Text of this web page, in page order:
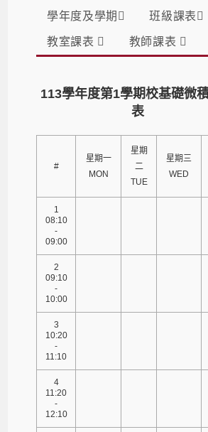
學年度及學期 班級課表
教室課表 教師課表
113學年度第1學期校基礎微
表
#
星期一
MON
星期
二
TUE
星期三
WED
1
08:10
-
09:00
2
09:10
-
10:00
3
10:20
-
11:10
4
11:20
-
12:10